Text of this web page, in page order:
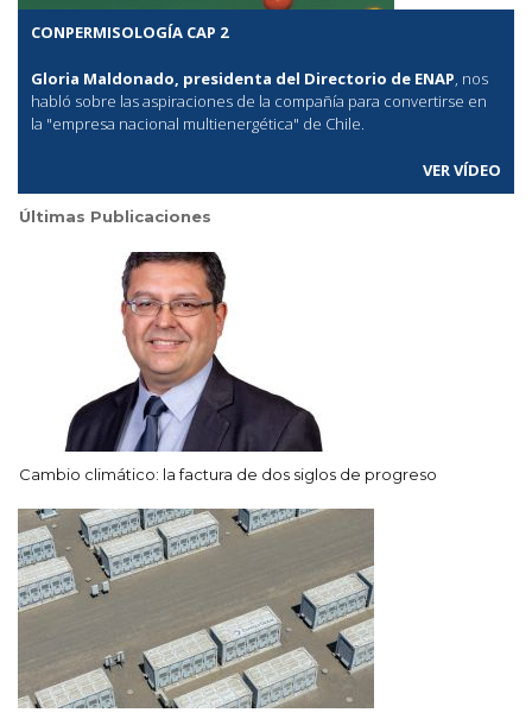
CONPERMISOLOGÍA CAP 2
Gloria Maldonado, presidenta del Directorio de ENAP , nos
habló sobre las aspiraciones de la compañía para convertirse en
la "empresa nacional multienergética" de Chile.
VER VÍDEO
Últimas Publicaciones
Cambio climático: la factura de dos siglos de progreso